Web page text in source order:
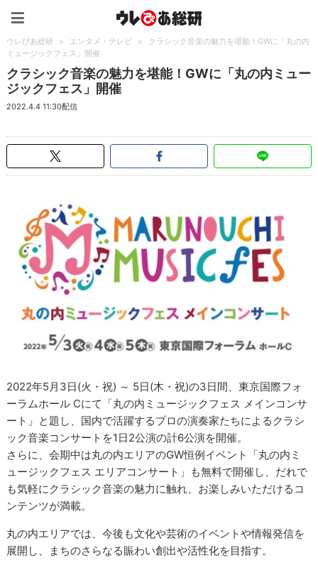
ウレぴあ総研 > エンタメ・テレビ >
クラシック音楽の魅力を堪能！GWに「丸の内
ミュージックフェス」開催
クラシック音楽の魅力を堪能！GWに「丸の内ミュー
ジックフェス」開催
2022.4.4 11:30配信
2022年5月3日(火・祝) ～ 5日(木・祝)の3日間、東京国際フォ
ーラムホール Cにて「丸の内ミュージックフェス メインコンサ
ート」と題し、国内で活躍するプロの演奏家たちによるクラシ
ック音楽コンサートを1日2公演の計6公演を開催。
さらに、会期中は丸の内エリアのGW恒例イベント「丸の内ミ
ュージックフェス エリアコンサート」も無料で開催し、だれで
も気軽にクラシック音楽の魅力に触れ、お楽しみいただけるコ
ンテンツが満載。
丸の内エリアでは、今後も文化や芸術のイベントや情報発信を
展開し、まちのさらなる賑わい創出や活性化を目指す。